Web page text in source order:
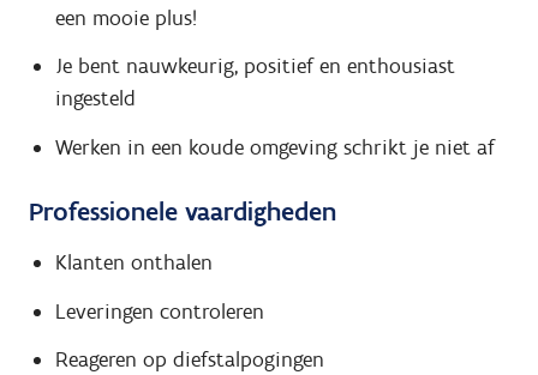
een mooie plus!
Je bent nauwkeurig, positief en enthousiast
ingesteld
Werken in een koude omgeving schrikt je niet af
Professionele vaardigheden
Klanten onthalen
Leveringen controleren
Reageren op diefstalpogingen